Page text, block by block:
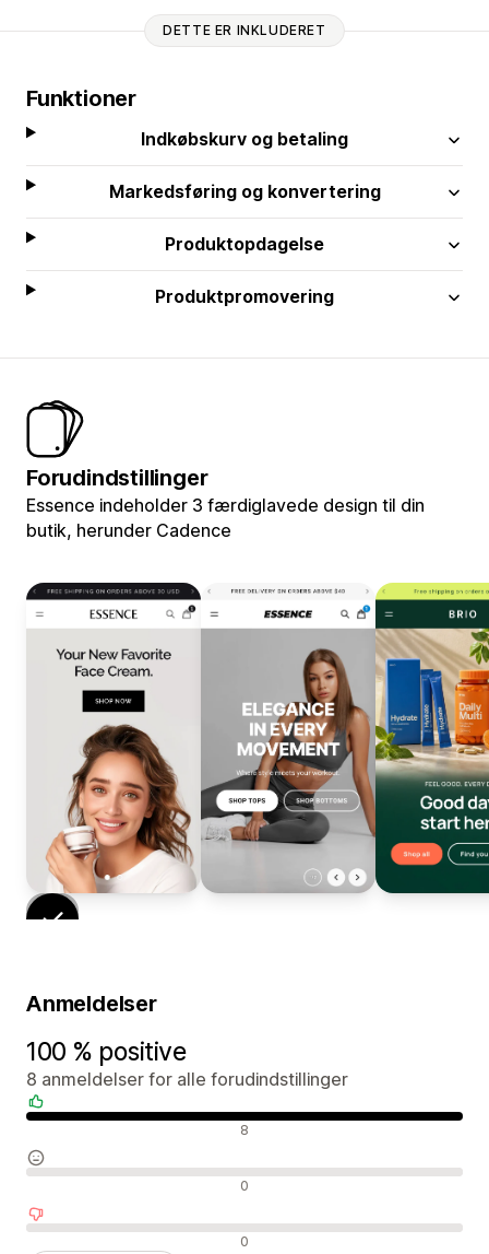
DETTE ER INKLUDERET
Funktioner
Indkøbskurv og betaling
Markedsføring og konvertering
Produktopdagelse
Produktpromovering
Forudindstillinger
Essence indeholder 3 færdiglavede design til din
butik, herunder Cadence
Anmeldelser
100 % positive
8 anmeldelser for alle forudindstillinger
8
0
0